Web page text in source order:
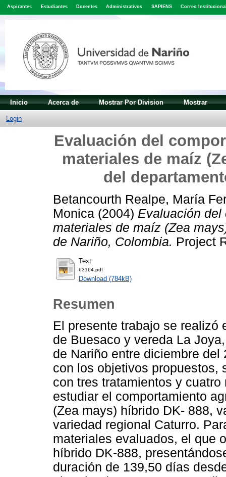
Aspirantes Estudiantes Docentes Administrativos SAPIENS Correo
Inicio Acerca de Mostrar Por Division Mostrar
Login
Evaluación del
materiales de maíz
del
Betancourth Realpe, María
Monica (2004) Evaluación del
materiales de maíz (Zea
de Nariño, Colombia. Project
Text
63164.pdf
Download (784kB)
Resumen
El presente trabajo se realizó
de Buesaco y vereda La
de Nariño entre diciembre
con los objetivos propuestos,
con tres tratamientos y
estudiar el comportamiento
(Zea mays) híbrido DK- 888,
variedad regional Caturro.
materiales evaluados, el que
híbrido DK-888,
duración de 139,50 días